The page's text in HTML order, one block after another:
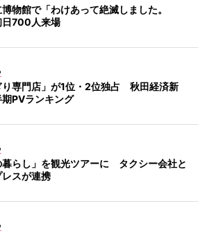
物館で「わけあって絶滅しました。
700人来場
り専門店」が1位・2位独占 秋田経済新
PVランキング
暮らし」を観光ツアーに タクシー会社と
レスが連携